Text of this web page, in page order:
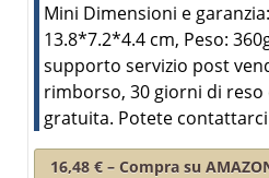
Mini Dimensioni e
13.8*7.2*4.4 cm, Peso:
supporto servizio post
rimborso, 30 giorni di reso
gratuita. Potete
16,48 € – Compra su